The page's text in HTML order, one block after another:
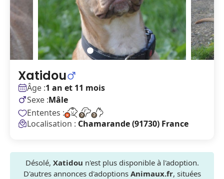
Xatidou
Âge :1 an et 11 mois
Sexe :Mâle
Ententes :
Localisation : Chamarande (91730) France
Désolé, Xatidou n'est plus disponible à l'adoption.
D'autres annonces d'adoptions Animaux.fr, situées